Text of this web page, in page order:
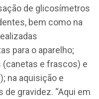
de glicosímetros
bem como na
para o aparelho;
(canetas e frascos) e
na aquisição e
gravidez. “Aqui em